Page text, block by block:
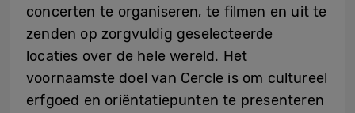
concerten te organiseren, te filmen en uit te
zenden op zorgvuldig geselecteerde
locaties over de hele wereld. Het
voornaamste doel van Cercle is om cultureel
erfgoed en oriëntatiepunten te presenteren